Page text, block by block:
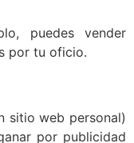
puedes vender
por tu oficio.
sitio web personal)
por publicidad